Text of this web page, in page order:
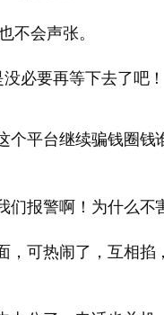
不会声张。
必要再等下去了吧！
个平台继续骗钱圈
报警啊！为什么不
，可热闹了，互相